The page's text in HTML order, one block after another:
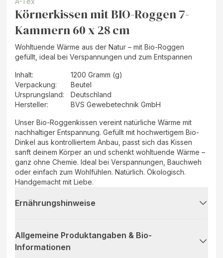
Körnerkissen mit BIO-Roggen 7-
Kammern 60 x 28 cm
Wohltuende Wärme aus der Natur – mit Bio-Roggen
gefüllt, ideal bei Verspannungen und zum Entspannen
Inhalt:
1200 Gramm (g)
Verpackung:
Beutel
Ursprungsland:
Deutschland
Hersteller: BVS Gewebetechnik GmbH
Unser Bio-Roggenkissen vereint natürliche Wärme mit
nachhaltiger Entspannung. Gefüllt mit hochwertigem Bio-
Dinkel aus kontrolliertem Anbau, passt sich das Kissen
sanft deinem Körper an und schenkt wohltuende Wärme –
ganz ohne Chemie. Ideal bei Verspannungen, Bauchweh
oder einfach zum Wohlfühlen. Natürlich. Ökologisch.
Handgemacht mit Liebe.
Ernährungshinweise
Allgemeine Produktangaben & Bio-
Informationen